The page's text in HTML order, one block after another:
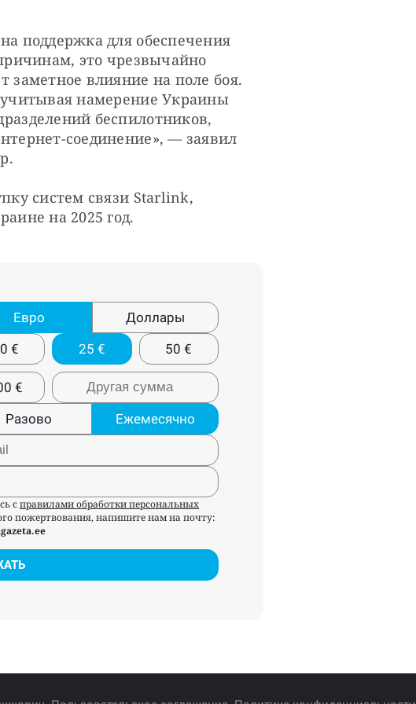
поддержка для обеспечения
это чрезвычайно
влияние на поле боя.
намерение Украины
беспилотников,
соединение», — заявил
систем связи Starlink,
на 2025 год.
Евро
Доллары
€ 25 € 50 €
€
Разово
Ежемесячно
справилами обработки персональных
пожертвования, напишите нам на почту: